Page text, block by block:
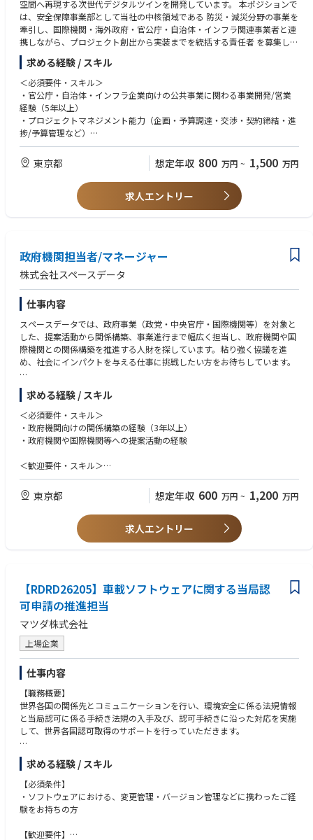
空間へ再現する次世代デジタルツインを開発しています。 本ポジションで
は、安全保障事業部として当社の中核領域である 防災・減災分野の事業を
牽引し、国際機関・海外政府・官公庁・自治体・インフラ関連事業者と連
携しながら、プロジェクト創出から実装までを統括する責任者 を募集しま
す。
災害対策は、地域の安全と社会インフラを守る極めて重要なミッションで
す。 粘り強い交渉力、関係構築力、そしてエネルギーを持って事業を前へ
進められる方をお待ちしています。
＜主な業務内容＞
防災・減災領域における事業開発・プロジェクト推進を一気通貫で担うポ
自治体・官公庁・インフラ企業等に対する 事業戦略の立案、案件の創出、
契約締結、プロジェクト進捗管理、予算調整をリードし、産官学との強固
なパートナーシップを構築していただきます。
・自治体・官公庁・インフラ関連機関向けの防災事業戦略の立案
・広域避難計画、災害シミュレーション、デジタルツインを活用した防災
・関係部署（エンジニア、データサイエンティスト、政策チーム等）との
連携・調整
・省庁・自治体・研究機関とのパートナーシップ構築
・災害対策領域における新規事業の企画・推進
求める経験 / スキル
＜必須要件・スキル＞
・官公庁・自治体・インフラ企業向けの公共事業に関わる事業開発/営業
経験（5年以上）
・プロジェクトマネジメント能力（企画・予算調達・交渉・契約締結・進
捗/予算管理など）
・災害・防災関連事業、インフラDX、都市政策、コンサル等いずれかの領
域での経験
・関係者が多い組織における折衝・合意形成の経験
＜歓迎要件・スキル＞
・国際機関・海外政府機関との案件形成および調整経験等
・複数プロジェクトを同時に回せるマルチタスク能力
・英語によるビジネスコミュニケーション能力（メール・資料作成等）
・官民連携プロジェクトの企画・運営経験
・研究機関や国際機関との協働経験、調整力
＜求める人物像＞
・社会インフラを守るミッションに強く共感できる方
・挑戦心と推進力を持ち粘り強く推進できる方。
・中長期的な視点を持ち、事業を育てる志向を持つ方
東京都 想定年収 800 万円 ~ 1,500 万円
求人エントリー
政府機関担当者/マネージャー
株式会社スペースデータ
仕事内容
スペースデータでは、政府事業（政党・中央官庁・国際機関等）を対象と
した、提案活動から関係構築、事業進行まで幅広く担当し、政府機関や国
際機関との関係構築を推進する人財を探しています。粘り強く協議を進
め、社会にインパクトを与える仕事に挑戦したい方をお待ちしています。
〈職種概要〉
政府機関（政党、中央官庁、国際機関等）向けの事業形成を担当し、提案
活動から関係構築、事業進捗管理、政策に関わる各種調整まで幅広く行い
ます。政府事業の推進に貢献するポジションです。
・政府機関（政党、中央官庁、国際機関等）に対する提案活動と事業進行
・パートナーとの関係構築・維持
・政府予算に関わる各種調整
求める経験 / スキル
＜必須要件・スキル＞
・政府機関向けの関係構築の経験（3年以上）
・政府機関や国際機関等への提案活動の経験
＜歓迎要件・スキル＞
・政策担当秘書や国会議員秘書の経験
・政府機関や国際機関での経験
・複数のプロジェクトを同時に管理できるマルチタスク能力
・政府機関や国際機関などの案件形成や事業管理などのリーダーシップ経
・英語でのビジネスコミュニケーション能力
・スペースデータのビジョンに共感できる方：企業のビジョンや使命に強
く共感し、自身のキャリアを通じてその実現に貢献したいという気持ちを
持っている方。
・課題解決能力がある方：政府事業では様々な社会課題や分野課題に対し
て探求心をもち、解決に向けて取り組むことが重要です。それらの課題に
対して、迅速かつ効果的に解決するための実行力やアイデアを持つ方。
・粘り強さと責任感がある方：政府機関との中長期案件の形成に向けて粘
り強く取り組む意欲と、進行中の案件に対して責任を持って遂行できる
方。
東京都 想定年収 600 万円 ~ 1,200 万円
求人エントリー
【RDRD26205】車載ソフトウェアに関する当局認
可申請の推進担当
マツダ株式会社
上場企業
仕事内容
【職務概要】
世界各国の関係先とコミュニケーションを行い、環境安全に係る法規情報
と当局認可に係る手続き法規の入手及び、認可手続きに沿った対応を実施
して、世界各国認可取得のサポートを行っていただきます。
【業務詳細】
海外各国の自動車の環境安全規制と当局認可に係わる以下の業務
(1) 環境・安全規制に関する情報収集・渉外活動
・各国政府の規制案や正式決定された規制(法文)の入手
・規制内容の不明点について現地当局への確認
求める経験 / スキル
【必須条件】
・ソフトウェアにおける、変更管理・バージョン管理などに携わったご経
験をお持ちの方
【歓迎要件】